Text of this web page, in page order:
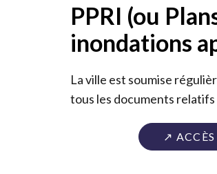
PPRI (ou
inondations
La ville est soumise
tous les documents
↗️